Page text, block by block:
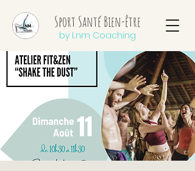
Sport Santé Bien-être
by Lnm Coaching